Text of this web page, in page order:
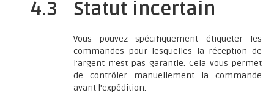
4.3 Statut incertain
Vous pouvez spécifiquement étiqueter les
commandes pour lesquelles la réception de
l'argent n'est pas garantie. Cela vous permet
de contrôler manuellement la commande
avant l'expédition.